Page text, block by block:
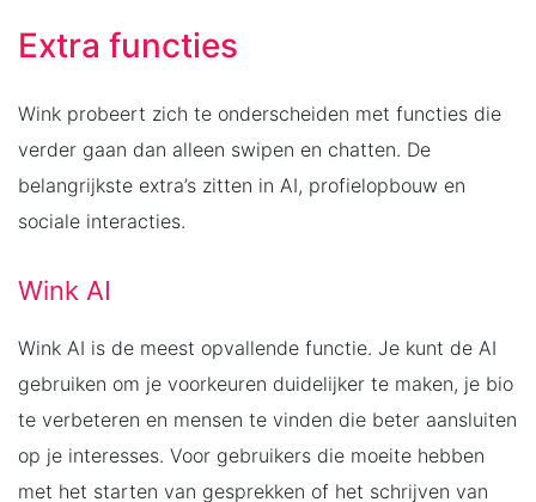
Extra functies
Wink probeert zich te onderscheiden met functies die
verder gaan dan alleen swipen en chatten. De
belangrijkste extra’s zitten in AI, profielopbouw en
sociale interacties.
Wink AI
Wink AI is de meest opvallende functie. Je kunt de AI
gebruiken om je voorkeuren duidelijker te maken, je bio
te verbeteren en mensen te vinden die beter aansluiten
op je interesses. Voor gebruikers die moeite hebben
met het starten van gesprekken of het schrijven van